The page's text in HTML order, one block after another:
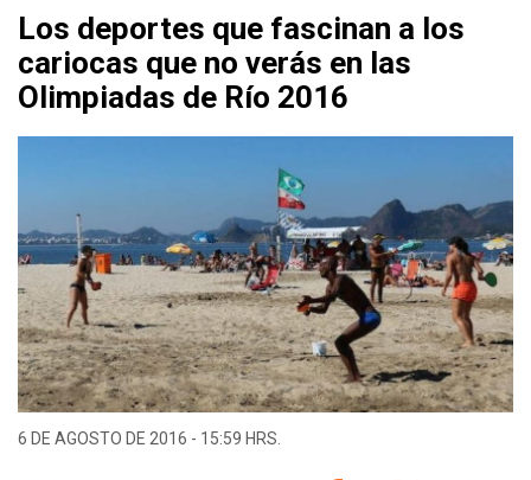
Los deportes que fascinan a los
cariocas que no verás en las
Olimpiadas de Río 2016
6 DE AGOSTO DE 2016 - 15:59 HRS.